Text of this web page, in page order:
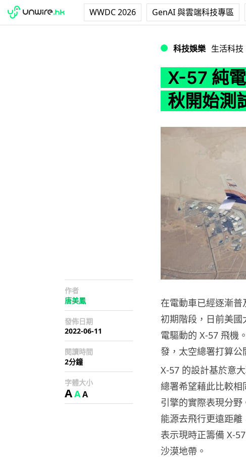
WWDC 2026 GenAI 與雲端科技專區
科技娛樂 生活科技
X-57 純
秋開始測
作者
唐美鳳
發佈日期
2022-06-11
閱讀時間
2分鐘
字體大小
AAA
在電動車已經逐漸
初期階段，日前美
電驅動的 X-57 飛機
發，太空總署打算公
X-57 的設計基於意
總署希望藉此比較
引擎的實際表現分
能源去飛行更遠距
表示現時正籌備 X-
沙漠地帶。